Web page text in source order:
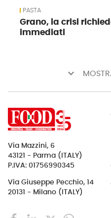
PASTA
Grano, la crisi
immediati
keyboard_arrow_down
Via Mazzini, 6
43121 - Parma (ITALY)
P.IVA: 01756990345
Via Giuseppe Pecchio, 14
20131 - Milano (ITALY)